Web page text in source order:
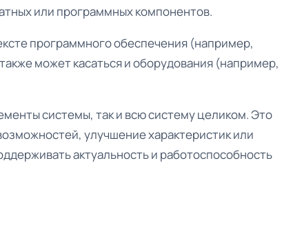
или программных компонентов.
программного обеспечения (например,
может касаться и оборудования (например,
системы, так и всю систему целиком. Это
улучшение характеристик или
актуальность и работоспособность